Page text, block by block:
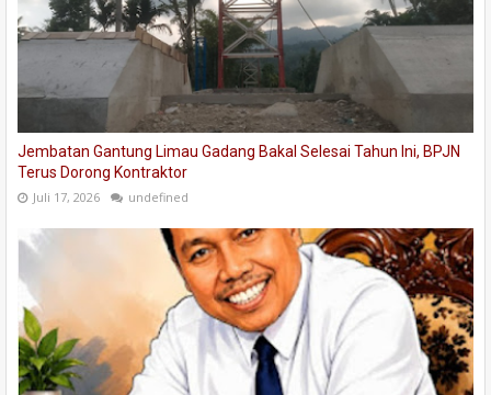
Jembatan Gantung Limau Gadang Bakal Selesai Tahun Ini, BPJN
Terus Dorong Kontraktor
Juli 17, 2026 undefined